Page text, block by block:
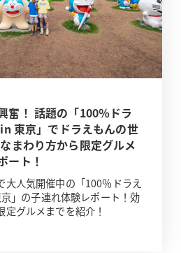
奮！ 話題の「100％ドラ
東京」でドラえもんの世
まわり方から限定グルメ
ート！
大人気開催中の「100％ドラえ
」の子連れ体験レポート！効
グルメまでを紹介！